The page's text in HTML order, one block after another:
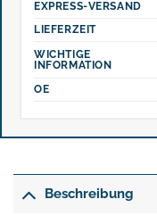
EXPRESS-VERSAND
LIEFERZEIT
WICHTIGE
INFORMATION
OE
Beschreibung